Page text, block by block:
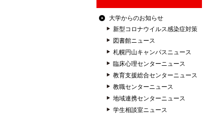
大学からのお知らせ
新型コロナウイルス感染症対策
図書館ニュース
札幌円山キャンパスニュース
臨床心理センターニュース
教育支援総合センターニュース
教職センターニュース
地域連携センターニュース
学生相談室ニュース